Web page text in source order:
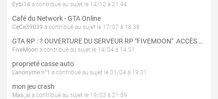
Eybi14 a contribué au sujet le 14/12 à 21:44
Café du Network - GTA Online
CeCe39039 a contribué au sujet le 17/07 à 18:38
GTA RP : ? OUVERTURE DU SERVEUR RP "FIVEMOON"  ACCÈS LIBRE ?
FiveMoon a contribué au sujet le 14/04 à 14:51
proprieté casse auto
L'anonyme n°1 a contribué au sujet le 01/04 à 19:01
mon jeu crash
Mas_si a contribué au sujet le 19/03 à 21:59